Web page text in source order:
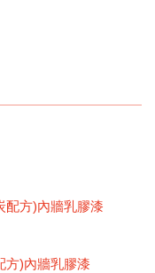
配方)內牆乳膠漆
方)內牆乳膠漆